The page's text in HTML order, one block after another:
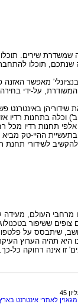
שמשדרת שירים.
תוכלו להתחבר
מאפשר
על-ידי
שידוריהן
וכלה בתחנות רדיו
אלפי תחנות רדיו
ההיי-טק
לשידורי תחנת
מרחבי העולם,
צופים ששיפור
תהיה הערוץ העיקרי
זו אינה רחוקה כל-כך.
לאתרי אינטרנט